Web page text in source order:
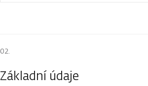
Základní údaje